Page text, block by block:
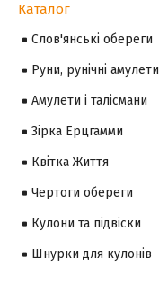
Каталог
Слов'янські обереги
Руни, рунічні амулети
Амулети і талісмани
Зірка Ерцгамми
Квітка Життя
Чертоги обереги
Кулони та підвіски
Шнурки для кулонів